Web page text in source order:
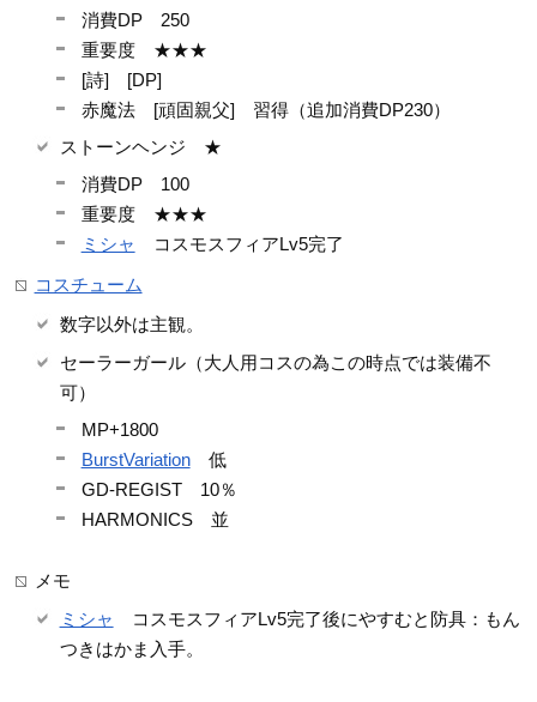
消費DP 250
重要度 ★★★
[詩] [DP]
赤魔法 [頑固親父] 習得（追加消費DP230）
ストーンヘンジ ★
消費DP 100
重要度 ★★★
ミシャ コスモスフィアLv5完了
コスチューム
数字以外は主観。
セーラーガール（大人用コスの為この時点では装備不
可）
MP+1800
BurstVariation低
GD-REGIST 10％
HARMONICS 並
メモ
ミシャ コスモスフィアLv5完了後にやすむと防具：もん
つきはかま入手。